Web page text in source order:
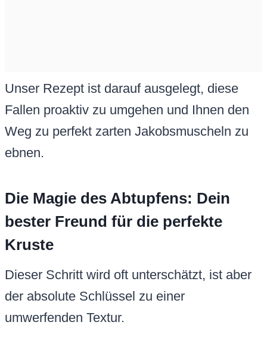
Unser Rezept ist darauf ausgelegt, diese
Fallen proaktiv zu umgehen und Ihnen den
Weg zu perfekt zarten Jakobsmuscheln zu
ebnen.
Die Magie des Abtupfens: Dein
bester Freund für die perfekte
Kruste
Dieser Schritt wird oft unterschätzt, ist aber
der absolute Schlüssel zu einer
umwerfenden Textur.